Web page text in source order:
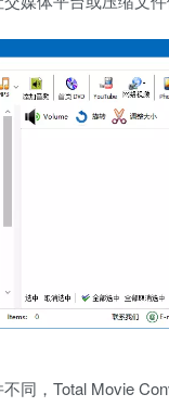
同，Total Movie